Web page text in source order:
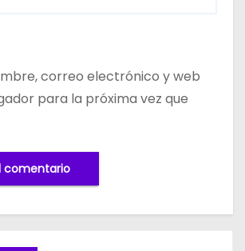
correo electrónico y web
para la próxima vez que